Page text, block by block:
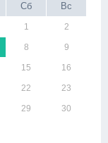
Сб Вс
1 2
8 9
15 16
22 23
29 30